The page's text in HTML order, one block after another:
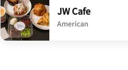
JW Cafe
American